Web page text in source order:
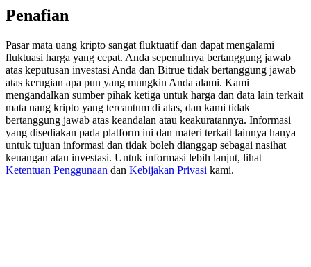
Register & Trade to Win 500,000 USDT
Precious Metals Trading Carnival
Trade Gold & Silver · 33,333 USDT Bonus
USDT New User Exclusive 10% APR
Penafian
Pasar mata uang kripto sangat fluktuatif dan dapat mengalami
fluktuasi harga yang cepat. Anda sepenuhnya bertanggung jawab
atas keputusan investasi Anda dan Bitrue tidak bertanggung jawab
atas kerugian apa pun yang mungkin Anda alami. Kami
mengandalkan sumber pihak ketiga untuk harga dan data lain terkait
mata uang kripto yang tercantum di atas, dan kami tidak
bertanggung jawab atas keandalan atau keakuratannya. Informasi
yang disediakan pada platform ini dan materi terkait lainnya hanya
untuk tujuan informasi dan tidak boleh dianggap sebagai nasihat
keuangan atau investasi. Untuk informasi lebih lanjut, lihat
Ketentuan Penggunaan dan Kebijakan Privasi kami.